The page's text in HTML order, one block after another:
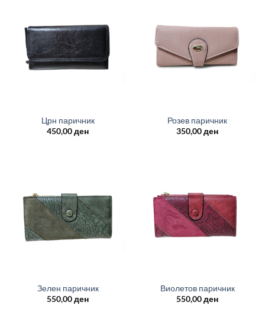
Црн паричник
450,00ден
Розев паричник
350,00ден
Зелен паричник
550,00ден
Виолетов паричник
550,00ден